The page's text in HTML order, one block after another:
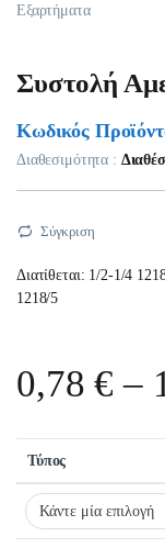
Εξαρτήματα
Συστολή
Κωδικός
Διαθεσιμότητα :
Σύγκριση
Διατίθεται: 1/2-1/4
1218/5
0,78€ –
Τύπος